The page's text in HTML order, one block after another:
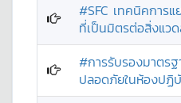
#SFC เทคนิคการแ
ที่เป็นมิตรต่อสิ่งแว
#การรับรองมาตร
ปลอดภัยในห้องปฏิ